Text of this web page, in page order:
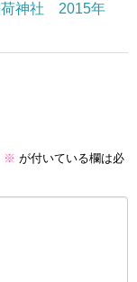
荷神社 2015年
※ が付いている欄は必